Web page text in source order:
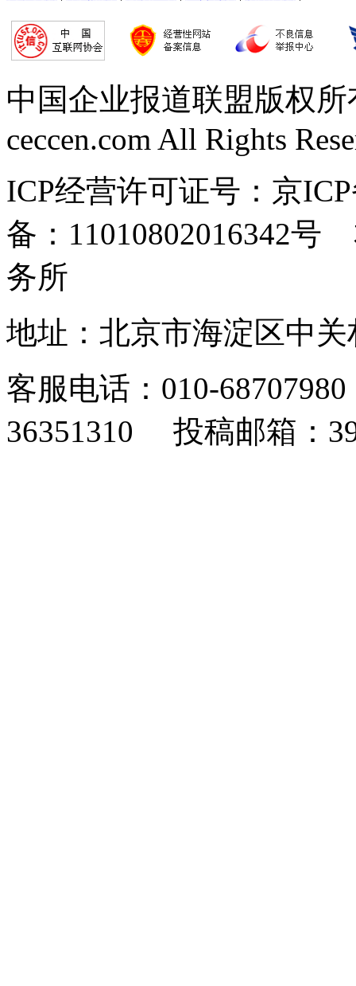
中国企业报道联盟版权
ceccen.com All Rights
ICP经营许可证号：京
备：11010802016342
务所
地址：北京市海淀区中
客服电话：010-
36351310 投稿邮箱：